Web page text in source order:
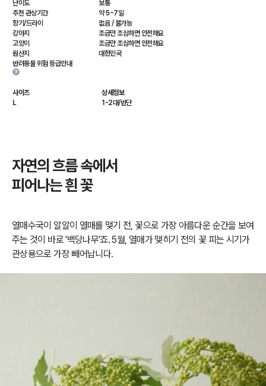
난이도
보통
추천 관상기간
약 5~7일
향기/드라이
없음 / 불가능
강아지
조금만 조심하면 안전해요
고양이
조금만 조심하면 안전해요
원산지
대한민국
반려동물 위험 등급안내
사이즈
상세정보
L
1-2대/반단
자연의 흐름 속에서
피어나는 흰 꽃
열매수국이 알알이 열매를 맺기 전, 꽃으로 가장 아름다운 순간을 보여
주는 것이 바로 '백당나무'죠.5월, 열매가 맺히기 전의 꽃 피는 시기가
관상용으로 가장 빼어납니다.